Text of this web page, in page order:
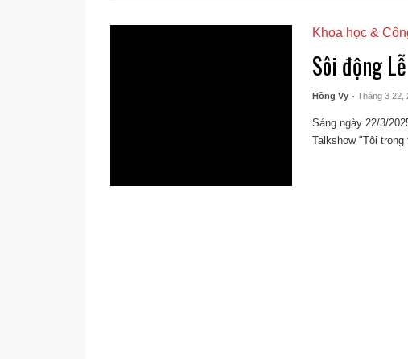
Khoa học &
Sôi động
Hồng Vy - Tháng 3 22,
Sáng ngày 22/3/
Talkshow "Tôi trong